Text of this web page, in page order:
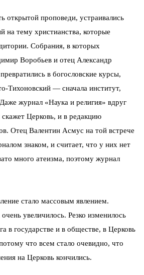
открытой проповеди, устраивались
на тему христианства, которые
Собрания, в которых
Воробьев и отец Александр
в богословские курсы,
Тихоновский — сначала институт,
журнал «Наука и религия» вдруг
скажет Церковь, и в редакцию
Отец Валентин Асмус на той встрече
знаком, и считает, что у них нет
много атеизма, поэтому журнал
стало массовым явлением.
увеличилось. Резко изменилось
в государстве и в обществе, в Церковь
что всем стало очевидно, что
на Церковь кончились.